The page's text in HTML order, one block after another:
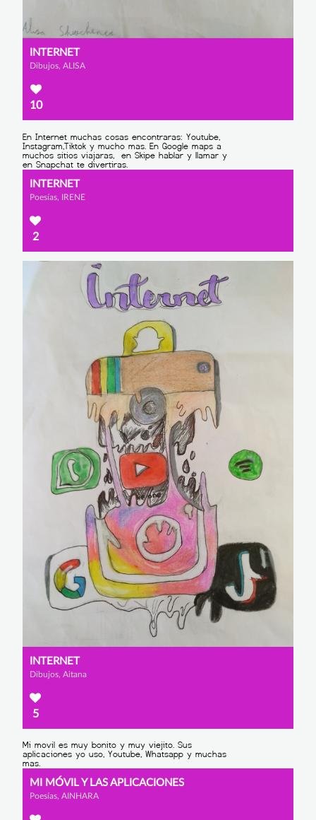
INTERNET
Dibujos, ALISA
10
INTERNET
Poesías, IRENE
2
INTERNET
Dibujos, Aitana
5
MI MÓVIL Y LAS APLICACIONES
Poesías, AINHARA